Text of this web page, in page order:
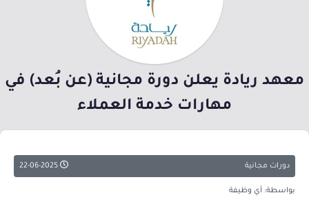
معهد ريادة يعلن دورة مجانية (عن بُعد) في
مهارات خدمة العملاء
دورات مجانية
بواسطة: أي وظيفة